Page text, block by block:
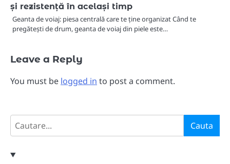
și rezistență în același timp
Geanta de voiaj: piesa centrală care te ține organizat Când te
pregătești de drum, geanta de voiaj din piele este…
Leave a Reply
You must be logged in to post a comment.
Search Cauta